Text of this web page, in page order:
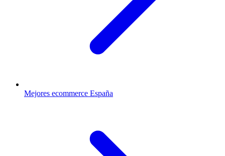
Mejores ecommerce España